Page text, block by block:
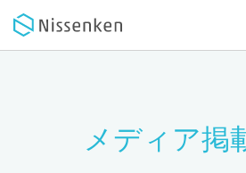
メディア掲